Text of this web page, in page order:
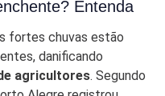
Entenda
fortes chuvas estão
danificando
agricultores. Segundo